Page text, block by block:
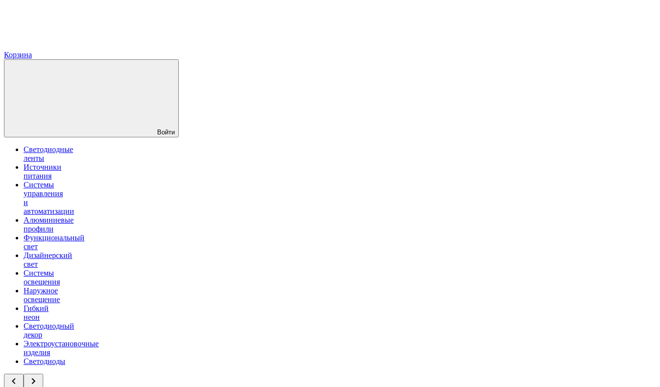
Корзина
Войти
Светодиодные
ленты
Источники
питания
Системы
управления
и
автоматизации
Алюминиевые
профили
Функциональный
свет
Дизайнерский
свет
Системы
освещения
Наружное
освещение
Гибкий
неон
Светодиодный
декор
Электроустановочные
изделия
Светодиоды